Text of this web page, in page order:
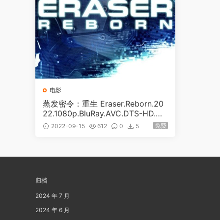
电影
蒸发密令：重生 Eraser.Reborn.20
22.1080p.BluRay.AVC.DTS-HD.M
A.5.1 [BDMV 19.64]
2022-09-15 612 0 5 免费
归档
2024 年 7 月
2024 年 6 月